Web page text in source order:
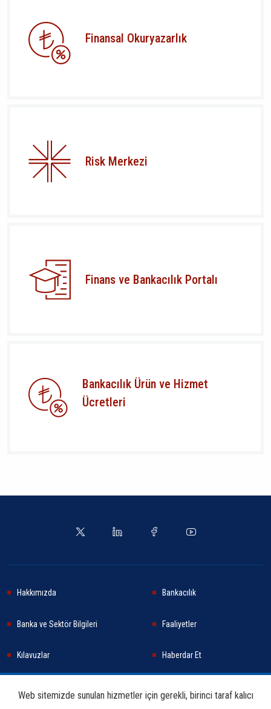
Finansal Okuryazarlık
Risk Merkezi
Finans ve Bankacılık Portalı
Bankacılık Ürün ve Hizmet
Ücretleri
Hakkımızda Bankacılık
Banka ve Sektör Bilgileri Faaliyetler
Kılavuzlar Haberdar Et
Web sitemizde sunulan hizmetler için gerekli, birinci taraf kalıcı